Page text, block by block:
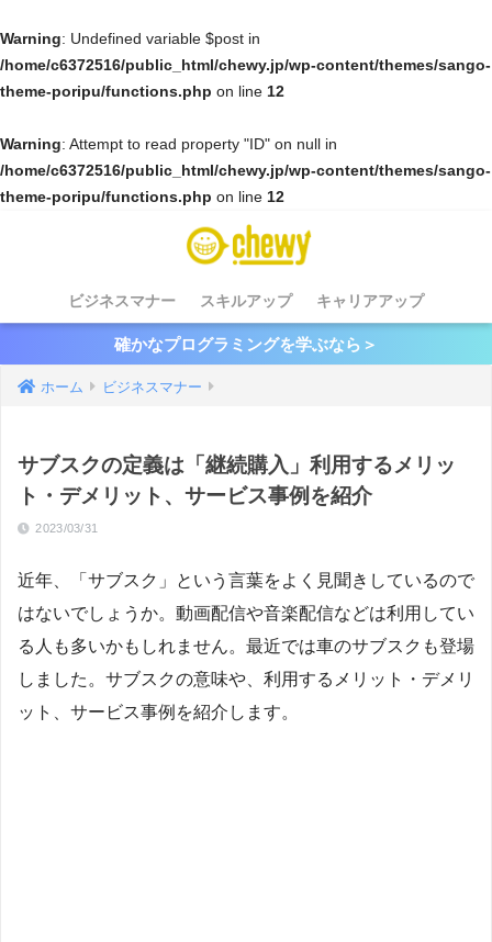
Warning: Undefined variable $post in
/home/c6372516/public_html/chewy.jp/wp-content/themes/sango-
theme-poripu/functions.php on line 12
Warning: Attempt to read property "ID" on null in
/home/c6372516/public_html/chewy.jp/wp-content/themes/sango-
theme-poripu/functions.php on line 12
ビジネスマナー スキルアップ キャリアアップ
確かなプログラミングを学ぶなら＞
ホーム ビジネスマナー
サブスクの定義は「継続購入」利用するメリッ
ト・デメリット、サービス事例を紹介
2023/03/31
近年、「サブスク」という言葉をよく見聞きしているので
はないでしょうか。動画配信や音楽配信などは利用してい
る人も多いかもしれません。最近では車のサブスクも登場
しました。サブスクの意味や、利用するメリット・デメリ
ット、サービス事例を紹介します。